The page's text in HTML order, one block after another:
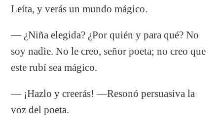
Leíta, y verás un mundo mágico.
— ¿Niña elegida? ¿Por quién y para qué? No
soy nadie. No le creo, señor poeta; no creo que
este rubí sea mágico.
— ¡Hazlo y creerás! —Resonó persuasiva la
voz del poeta.